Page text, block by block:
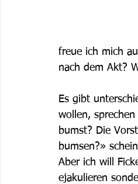
freue ich mich
nach dem Akt?
Es gibt
wollen,
bumst? Die
bumsen?»
Aber ich will
ejakulieren